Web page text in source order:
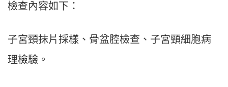
檢查內容如下：
子宮頸抹片採樣、骨盆腔檢查、子宮頸細胞病
理檢驗。